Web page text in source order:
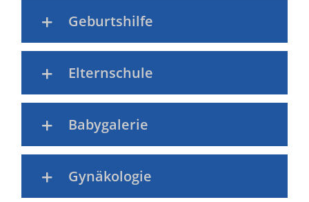
Geburtshilfe
Elternschule
Babygalerie
Gynäkologie